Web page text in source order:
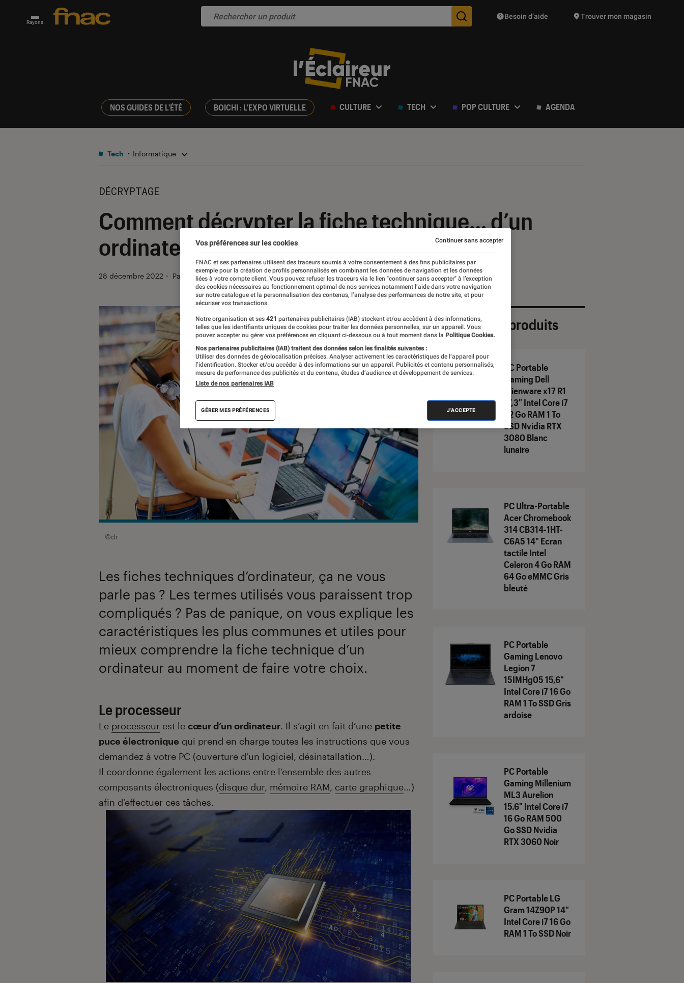
Rayons Des suggestions de produits vont vous être proposées
Besoin d’aide Trouver mon magasin
NOS GUIDES DE L'ÉTÉ BOICHI : L'EXPO VIRTUELLE CULTURE TECH POP CULTURE AGENDA
Tech Informatique
DÉCRYPTAGE
Comment décrypter la fiche technique… d’un
ordinateur ?
28 décembre 2022 ・ Par Yun
©dr
Les fiches techniques d’ordinateur, ça ne vous
parle pas ? Les termes utilisés vous paraissent trop
compliqués ? Pas de panique, on vous explique les
caractéristiques les plus communes et utiles pour
mieux comprendre la fiche technique d’un
ordinateur au moment de faire votre choix.
Le processeur
Le processeur est le cœur d’un ordinateur. Il s’agit en fait d’une petite
puce électronique qui prend en charge toutes les instructions que vous
demandez à votre PC (ouverture d’un logiciel, désinstallation…).
Il coordonne également les actions entre l’ensemble des autres
composants électroniques (disque dur, mémoire RAM, carte graphique…)
afin d’effectuer ces tâches.
Sélection de produits
PC Portable
Gaming Dell
Alienware x17 R1
17,3" Intel Core i7
32 Go RAM 1 To
SSD Nvidia RTX
3080 Blanc
lunaire
PC Ultra-Portable
Acer Chromebook
314 CB314-1HT-
C6A5 14" Ecran
tactile Intel
Celeron 4 Go RAM
64 Go eMMC Gris
bleuté
PC Portable
Gaming Lenovo
Legion 7
15IMHg05 15,6"
Intel Core i7 16 Go
RAM 1 To SSD Gris
ardoise
PC Portable
Gaming Millenium
ML3 Aurelion
15.6" Intel Core i7
16 Go RAM 500
Go SSD Nvidia
RTX 3060 Noir
PC Portable LG
Gram 14Z90P 14"
Intel Core i7 16 Go
RAM 1 To SSD Noir
Vos préférences sur les cookies
FNAC et ses partenaires utilisent des traceurs soumis à votre consentement à des fins publicitaires par
exemple pour la création de profils personnalisés en combinant les données de navigation et les données
liées à votre compte client. Vous pouvez refuser les traceurs via le lien "continuer sans accepter" à l’exception
des cookies nécessaires au fonctionnement optimal de nos services notamment l’aide dans votre navigation
sur notre catalogue et la personnalisation des contenus, l’analyse des performances de notre site, et pour
sécuriser vos transactions.
Notre organisation et ses 421 partenaires publicitaires (IAB) stockent et/ou accèdent à des informations,
telles que les identifiants uniques de cookies pour traiter les données personnelles, sur un appareil. Vous
pouvez accepter ou gérer vos préférences en cliquant ci-dessous ou à tout moment dans la Politique Cookies.
Nos partenaires publicitaires (IAB) traitent des données selon les finalités suivantes :
Utiliser des données de géolocalisation précises. Analyser activement les caractéristiques de l’appareil pour
l’identification. Stocker et/ou accéder à des informations sur un appareil. Publicités et contenu personnalisés,
mesure de performance des publicités et du contenu, études d’audience et développement de services.
Liste de nos partenaires IAB
GÉRER MES PRÉFÉRENCES J'ACCEPTE
Continuer sans accepter